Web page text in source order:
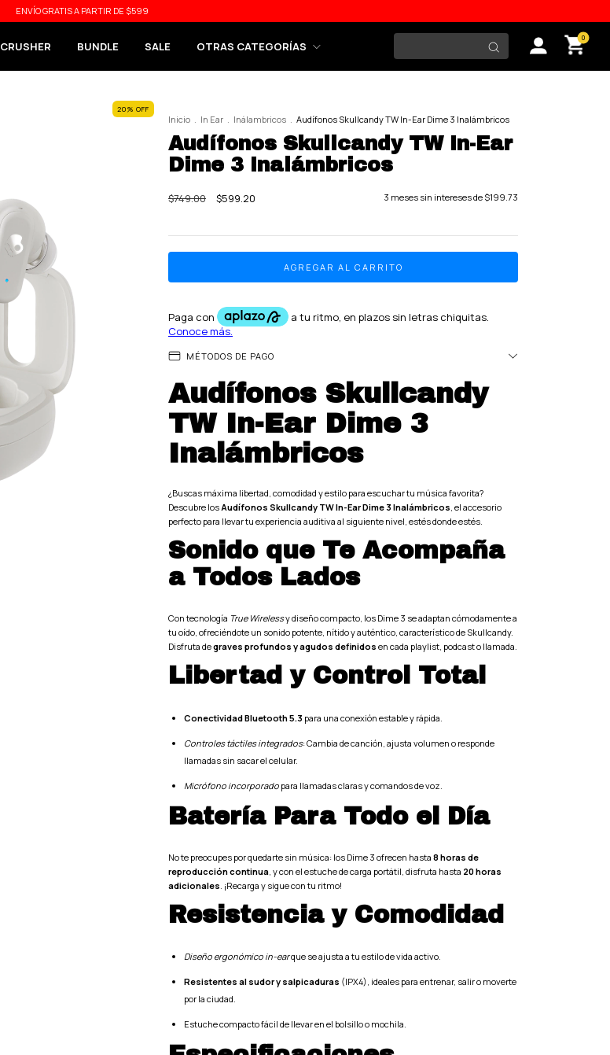
ENVÍO GRATIS A PARTIR DE $599
CRUSHER BUNDLE SALE OTRAS CATEGORÍAS
0
20% OFF
Inicio In Ear Inálambricos Audífonos Skullcandy TW In-Ear Dime 3 Inalámbricos
Audífonos Skullcandy TW In-Ear
Dime 3 Inalámbricos
$749.00 $599.20 3 meses sin intereses de $199.73
MÉTODOS DE PAGO
Audífonos Skullcandy
TW In-Ear Dime 3
Inalámbricos
¿Buscas máxima libertad, comodidad y estilo para escuchar tu música favorita?
Descubre losAudífonos Skullcandy TW In-Ear Dime 3 Inalámbricos, el accesorio
perfecto para llevar tu experiencia auditiva al siguiente nivel, estés donde estés.
Sonido que Te Acompaña
a Todos Lados
Con tecnología True Wirelessy diseño compacto, los Dime 3 se adaptan cómodamente a
tu oído, ofreciéndote un sonido potente, nítido y auténtico, característico de Skullcandy.
Disfruta degraves profundos y agudos definidos en cada playlist, podcast o llamada.
Libertad y Control Total
Conectividad Bluetooth 5.3 para una conexión estable y rápida.
Controles táctiles integrados: Cambia de canción, ajusta volumen o responde
llamadas sin sacar el celular.
Micrófono incorporado para llamadas claras y comandos de voz.
Batería Para Todo el Día
No te preocupes por quedarte sin música: los Dime 3 ofrecen hasta 8 horas de
reproducción continua , y con el estuche de carga portátil, disfruta hasta 20 horas
adicionales . ¡Recarga y sigue con tu ritmo!
Resistencia y Comodidad
Diseño ergonómico in-earque se ajusta a tu estilo de vida activo.
Resistentes al sudor y salpicaduras (IPX4), ideales para entrenar, salir o moverte
por la ciudad.
Estuche compacto fácil de llevar en el bolsillo o mochila.